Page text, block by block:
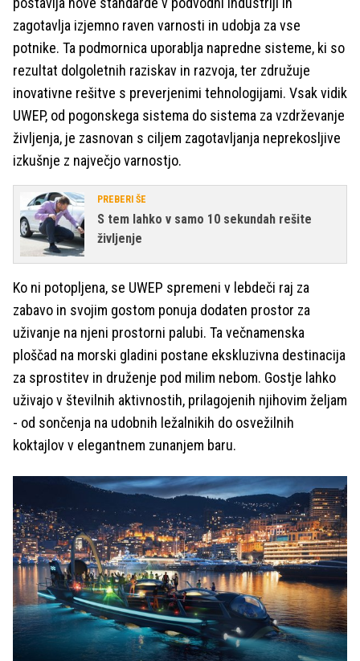
zagotavlja izjemno raven varnosti in udobja za vse
potnike. Ta podmornica uporablja napredne sisteme, ki so
rezultat dolgoletnih raziskav in razvoja, ter združuje
inovativne rešitve s preverjenimi tehnologijami. Vsak vidik
UWEP, od pogonskega sistema do sistema za vzdrževanje
življenja, je zasnovan s ciljem zagotavljanja neprekosljive
izkušnje z največjo varnostjo.
PREBERI ŠE
S tem lahko v samo 10 sekundah rešite
življenje
Ko ni potopljena, se UWEP spremeni v lebdeči raj za
zabavo in svojim gostom ponuja dodaten prostor za
uživanje na njeni prostorni palubi. Ta večnamenska
ploščad na morski gladini postane ekskluzivna destinacija
za sprostitev in druženje pod milim nebom. Gostje lahko
uživajo v številnih aktivnostih, prilagojenih njihovim željam
- od sončenja na udobnih ležalnikih do osvežilnih
koktajlov v elegantnem zunanjem baru.